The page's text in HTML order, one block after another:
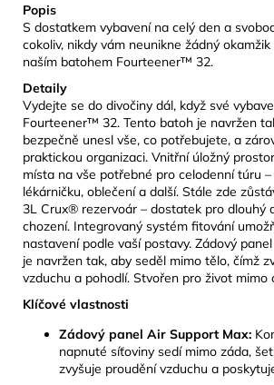
Popis
S dostatkem vybavení na celý den a
cokoliv, nikdy vám neunikne žádný
naším batohem Fourteener™ 32.
Detaily
Vydejte se do divočiny dál, když své
Fourteener™ 32. Tento batoh je navržen
bezpečně unesl vše, co potřebujete, a
praktickou organizaci. Vnitřní úložný
místa na vše potřebné pro celodenní túru
lékárničku, oblečení a další. Stále zde
3L Crux® rezervoár – dostatek pro dlouhý
chození. Integrovaný systém fitování
nastavení podle vaší postavy. Zádový
je navržen tak, aby seděl mimo tělo, čímž
vzduchu a pohodlí. Stvořen pro život mimo
Klíčové vlastnosti
Zádový panel Air Support Max:
napnuté síťoviny sedí mimo záda,
zvyšuje proudění vzduchu a
CAMELBAK
THRIVE
KIDS
BITE
VALVE
MULTI-
COLOR
429
Kč